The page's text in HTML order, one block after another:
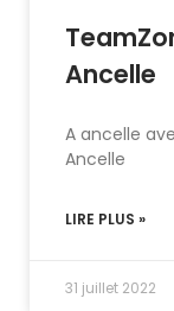
Ancelle
A ancelle
Ancelle
LIRE PLUS »
31 juillet 2022